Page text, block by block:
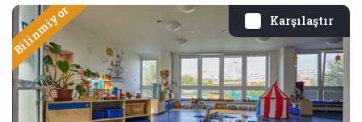
Karşılaştır
Bilinmiyor